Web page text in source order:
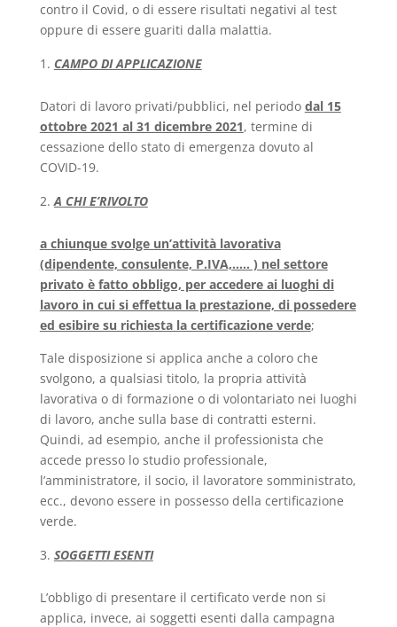
contro il Covid, o di essere risultati negativi al test
oppure di essere guariti dalla malattia.
CAMPO DI APPLICAZIONE
Datori di lavoro privati/pubblici, nel periodo dal 15
ottobre 2021 al 31 dicembre 2021, termine di
cessazione dello stato di emergenza dovuto al
COVID-19.
A CHI E’RIVOLTO
a chiunque svolge un’attività lavorativa
(dipendente, consulente, P.IVA,….. ) nel settore
privato è fatto obbligo, per accedere ai luoghi di
lavoro in cui si effettua la prestazione, di possedere
ed esibire su richiesta la certificazione verde;
Tale disposizione si applica anche a coloro che
svolgono, a qualsiasi titolo, la propria attività
lavorativa o di formazione o di volontariato nei luoghi
di lavoro, anche sulla base di contratti esterni.
Quindi, ad esempio, anche il professionista che
accede presso lo studio professionale,
l’amministratore, il socio, il lavoratore somministrato,
ecc., devono essere in possesso della certificazione
verde.
SOGGETTI ESENTI
L’obbligo di presentare il certificato verde non si
applica, invece, ai soggetti esenti dalla campagna